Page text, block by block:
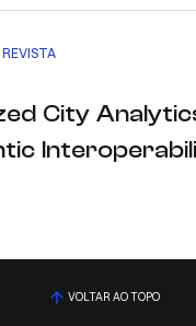
City
VOLTAR AO TOPO